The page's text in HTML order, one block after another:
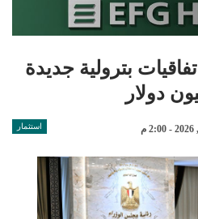
مصر توافق على 4 اتفاقيات بترولية جديدة
استثمار